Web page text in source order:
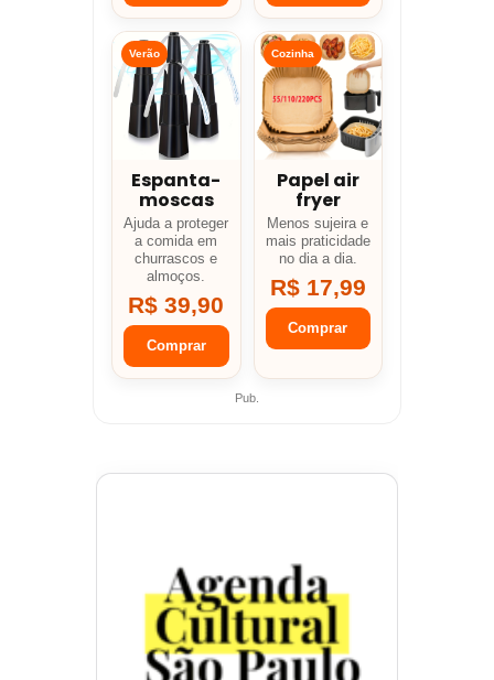
Verão
Espanta-
moscas
Ajuda a proteger
a comida em
churrascos e
almoços.
R$ 39,90
Comprar
Cozinha
Papel air
fryer
Menos sujeira e
mais praticidade
no dia a dia.
R$ 17,99
Comprar
Pub.